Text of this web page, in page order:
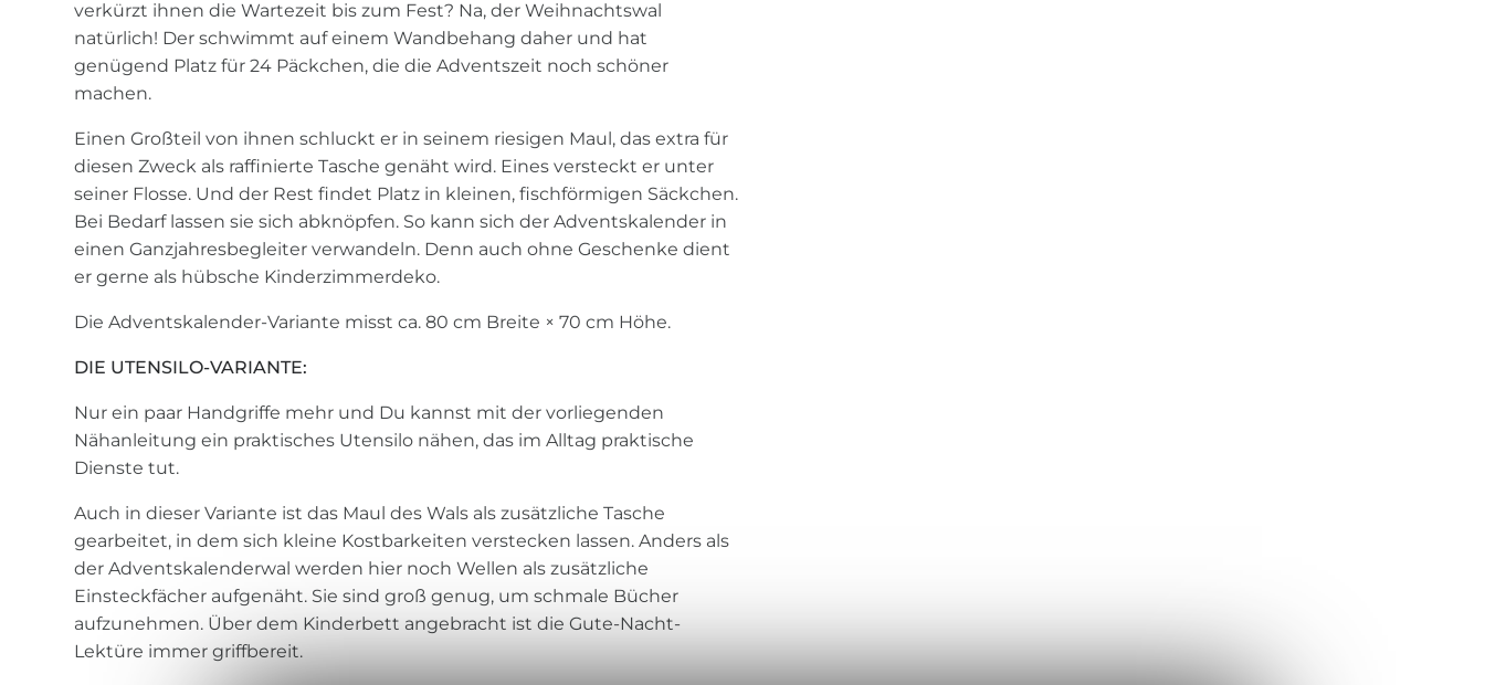
verkürzt ihnen die Wartezeit bis zum Fest? Na, der Weihnachtswal
natürlich! Der schwimmt auf einem Wandbehang daher und hat
genügend Platz für 24 Päckchen, die die Adventszeit noch schöner
machen.
Einen Großteil von ihnen schluckt er in seinem riesigen Maul, das extra für
diesen Zweck als raffinierte Tasche genäht wird. Eines versteckt er unter
seiner Flosse. Und der Rest findet Platz in kleinen, fischförmigen Säckchen.
Bei Bedarf lassen sie sich abknöpfen. So kann sich der Adventskalender in
einen Ganzjahresbegleiter verwandeln. Denn auch ohne Geschenke dient
er gerne als hübsche Kinderzimmerdeko.
Die Adventskalender-Variante misst ca. 80 cm Breite × 70 cm Höhe.
DIE UTENSILO-VARIANTE:
Nur ein paar Handgriffe mehr und Du kannst mit der vorliegenden
Nähanleitung ein praktisches Utensilo nähen, das im Alltag praktische
Dienste tut.
Auch in dieser Variante ist das Maul des Wals als zusätzliche Tasche
gearbeitet, in dem sich kleine Kostbarkeiten verstecken lassen. Anders als
der Adventskalenderwal werden hier noch Wellen als zusätzliche
Einsteckfächer aufgenäht. Sie sind groß genug, um schmale Bücher
aufzunehmen. Über dem Kinderbett angebracht ist die Gute-Nacht-
Lektüre immer griffbereit.